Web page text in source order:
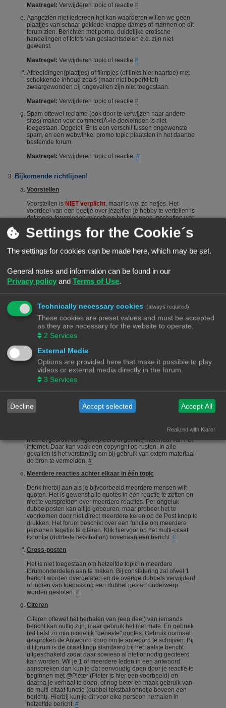
Maatregel: Verwijderen topic of reactie #
Aangezien niet iedereen het kan waarderen willen we geen
plaatjes van schaar geklede knappe dames of mannen op dit
forum zien. Berichten met porno, duidelijke erotische
handelingen of foto's van geslachtsdelen e.d. zijn niet
gewenst.
Maatregel: Verwijderen topic of reactie #
Afbeeldingen(plaatjes) of filmpjes (of links hier naartoe) met
schokkende inhoud zoals (maar niet beperkt tot)
zwaargewonden bij ongevallen zijn niet toegestaan.
Maatregel: Verwijderen topic of reactie #
Spam oftewel reclame (ook door te verwijzen naar andere
sites) maken voor commerciÃ«le doeleinden is niet
toegestaan. Opgelet: Er is een verschil tussen ongewenste
spam, en een webwinkel promo topic plaatsten in het daartoe
bestemde forum.
Maatregel: Verwijderen topic of reactie. #
Bijkomende richtlijnen!
Voorstellen
Voorstellen is NIET verplicht , maar is wel zo netjes. Het
voordeel van een beetje over jezelf en je hobby te vertellen is
dat mede-forumleden misschien beter kunnen inschatten wat
Het voorstellen wordt dus vanuit het Forumteam wel
gestimuleerd maar niet verplicht. Echter, het is niet toegestaan
zich voor te stellen. Berichten die suggereren dat iemand zich
overtreden van deze regel kan een (tijdelijke) ban het gevolg
zijn.#
De zoekfunctie
Voordat je een vraag stelt: Het wordt aangeraden om het forum
te raadplegen via de zoekfunctie. Veel vragen zijn al vaker
gesteld op dit forum. De kans is groot dat je via de zoekfunctie
een antwoord vindt. Het laat ook zien dat je zelf ook actie
onderneemt en niet alleen maar een vraag stelt en gaat zitten
afwachten wie je het correcte antwoord geeft.
Een vraag stellen
Vragen stellen is 1 van de meeste gebruikte acties op een
forum. Echter is het bij een hobby als 3Dprinten ook van
belang dat de vragensteller naast het duidelijk formuleren van
zijn/haar vraag, ook aangeeft wat hij/zij zelf al heeft gedaan,
heeft opgezocht of heeft geconstateerd. Het wordt erg
gewaardeerd als je zelf meedenkt.#
Foto's en plaatjes
materiaal zal nooit een probleem zijn. Wees echter voorzichtig
met het gebruik van (gekopieerd of gelinkt) materiaal van het
internet. Daar kan vaak een copyright op rusten. In alle
gevallen is het verstandig om bij gebruik van extern materiaal
de bron te vermelden. #
Meerdere reacties achter elkaar in één topic
Denk hierbij aan als je bijvoorbeeld meerdere mensen wilt
quoten. Het is gewenst alle quotes in één reactie te zetten en
niet te verspreiden over meerdere reacties. Per ongeluk
dubbelposten kan altijd gebeuren, maar probeer het te
voorkomen door niet direct meerdere keren op de Post knop te
drukken. Het forum beschikt over een functie om meerdere
personen tegelijk te citeren. Klik hiervoor op het multi-citaat
icoontje (dubbele tekstballon) bovenaan een bericht. #
Cross-posten
Het is niet toegestaan om hetzelfde topic in meerdere
forumonderdelen aan te maken. Bij constatering zal ofwel 1
bericht worden overgelaten en de overige dubbels verwijderd
of indien van toepassing een dubbel gestart onderwerp
worden gesloten. #
Citeren
Citeren oftewel het herhalen van (een deel) van iemands
bericht kan nuttig zijn, maar gebruik het met mate. En gebruik
het liefst zo min mogelijk "geneste" quotes. Gebruik normaal
gesproken de Antwoord knop om je antwoord te schrijven. Bij
dit forum is de citaat knop standaard bij het laatste bericht
uitgeschakeld zodat daar sowieso al niet onnodig geciteerd
kan worden. Wil je 1 of meerdere leden in een antwoord
aanspreken dan kun je dat eenvoudig doen door je reactie te
beginnen met @Pieter (Pieter is hier een voorbeeld) en
daarna je verhaal te doen, of nog beter en maak gebruik van
de multi-citaat functie (dubbel tekstballonnetje boveen een
bericht). Hierbij kun je dit voor elke persoon herhalen in
hetzelfde bericht. #
Settings for the Cookie´s
The settings for cookies can be made here, which may be set.
General notes and information can be found in our
Privacy policy and Terms of Use.
Technically necessary cookies (always required)
These cookies are preset values and must be accepted
as they are necessary for the website to operate.
2 Services
External Media
Options are provided here that make it possible to play
videos or external media directly in the forum.
3 Services
Decline Accept selected Accept All
Realized with Klaro!